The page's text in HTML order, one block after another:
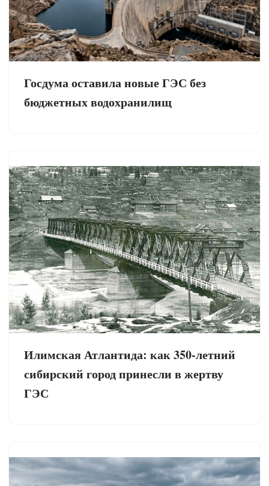
Госдума оставила новые ГЭС без
бюджетных водохранилищ
Илимская Атлантида: как 350-летний
сибирский город принесли в жертву
ГЭС